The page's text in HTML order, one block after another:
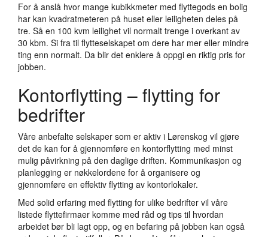
For å anslå hvor mange kubikkmeter med flyttegods en bolig
har kan kvadratmeteren på huset eller leiligheten deles på
tre. Så en 100 kvm leilighet vil normalt trenge i overkant av
30 kbm. Si fra til flytteselskapet om dere har mer eller mindre
ting enn normalt. Da blir det enklere å oppgi en riktig pris for
jobben.
Kontorflytting – flytting for
bedrifter
Våre anbefalte selskaper som er aktiv i Lørenskog vil gjøre
det de kan for å gjennomføre en kontorflytting med minst
mulig påvirkning på den daglige driften. Kommunikasjon og
planlegging er nøkkelordene for å organisere og
gjennomføre en effektiv flytting av kontorlokaler.
Med solid erfaring med flytting for ulike bedrifter vil våre
listede flyttefirmaer komme med råd og tips til hvordan
arbeidet bør bli lagt opp, og en befaring på jobben kan også